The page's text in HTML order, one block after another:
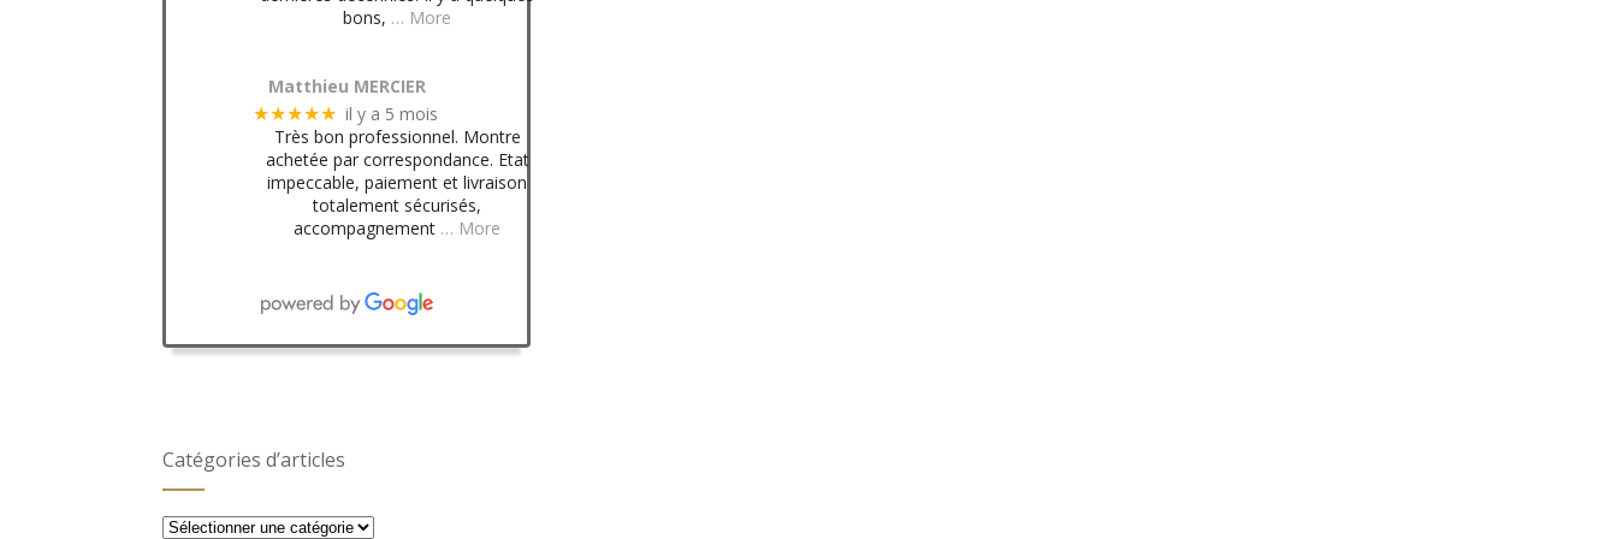
bons, … More
Matthieu MERCIER
★★★★★ il y a 5 mois
Très bon professionnel. Montre
achetée par correspondance. Etat
impeccable, paiement et livraison
totalement sécurisés,
accompagnement … More
Catégories d’articles
Catégories